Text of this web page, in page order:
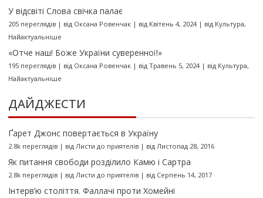
У відсвіті Слова свічка палає
205 переглядів| від Оксана Ровенчак| від Квітень 4, 2024| від Культура,
Найактуальніше
«Отче наш! Боже України суверенної!»
195 переглядів| від Оксана Ровенчак| від Травень 5, 2024| від Культура,
Найактуальніше
ДАЙДЖЕСТИ
Ґарет Джонс повертається в Україну
2.8k переглядів| від Листи до приятелів| від Листопад 28, 2016
Як питання свободи розділило Камю і Сартра
2.8k переглядів| від Листи до приятелів| від Серпень 14, 2017
Інтерв’ю століття. Фаллачі проти Хомейні